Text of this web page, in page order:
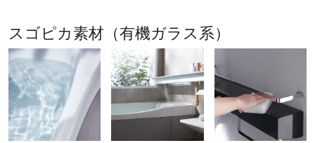
スゴピカ素材（有機ガラス系）